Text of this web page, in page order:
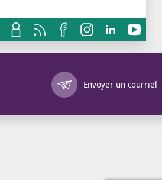
Envoyer un courriel